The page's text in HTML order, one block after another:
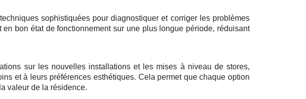
sophistiquées pour diagnostiquer et corriger les problèmes
bon état de fonctionnement sur une plus longue période, réduisant
sur les nouvelles installations et les mises à niveau de stores,
et à leurs préférences esthétiques. Cela permet que chaque option
valeur de la résidence.